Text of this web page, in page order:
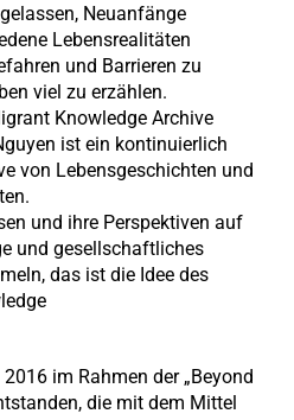
Neuanfänge
Lebensrealitäten
und Barrieren zu
viel zu erzählen.
Knowledge Archive
ist ein kontinuierlich
von Lebensgeschichten und
und ihre Perspektiven auf
und gesellschaftliches
das ist die Idee des
im Rahmen der „Beyond
die mit dem Mittel